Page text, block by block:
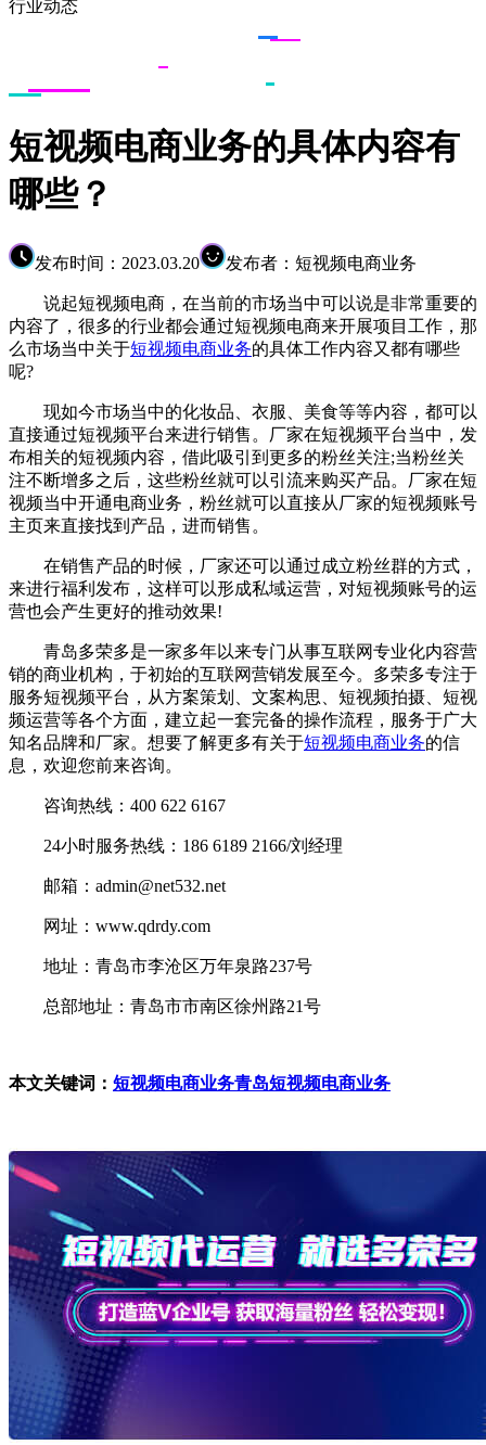
行业动态
短视频电商业务的具体内容有
哪些？
发布时间：2023.03.20 发布者：短视频电商业务
说起短视频电商，在当前的市场当中可以说是非常重要的
内容了，很多的行业都会通过短视频电商来开展项目工作，那
么市场当中关于短视频电商业务的具体工作内容又都有哪些
呢?
现如今市场当中的化妆品、衣服、美食等等内容，都可以
直接通过短视频平台来进行销售。厂家在短视频平台当中，发
布相关的短视频内容，借此吸引到更多的粉丝关注;当粉丝关
注不断增多之后，这些粉丝就可以引流来购买产品。厂家在短
视频当中开通电商业务，粉丝就可以直接从厂家的短视频账号
主页来直接找到产品，进而销售。
在销售产品的时候，厂家还可以通过成立粉丝群的方式，
来进行福利发布，这样可以形成私域运营，对短视频账号的运
营也会产生更好的推动效果!
青岛多荣多是一家多年以来专门从事互联网专业化内容营
销的商业机构，于初始的互联网营销发展至今。多荣多专注于
服务短视频平台，从方案策划、文案构思、短视频拍摄、短视
频运营等各个方面，建立起一套完备的操作流程，服务于广大
知名品牌和厂家。想要了解更多有关于短视频电商业务的信
息，欢迎您前来咨询。
咨询热线：400 622 6167
24小时服务热线：186 6189 2166/刘经理
邮箱：admin@net532.net
网址：www.qdrdy.com
地址：青岛市李沧区万年泉路237号
总部地址：青岛市市南区徐州路21号
本文关键词： 短视频电商业务青岛短视频电商业务